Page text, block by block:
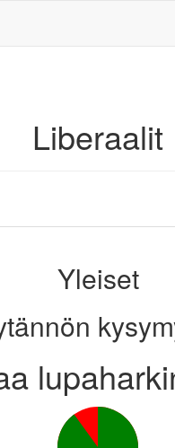
Liberaalit
Yleiset